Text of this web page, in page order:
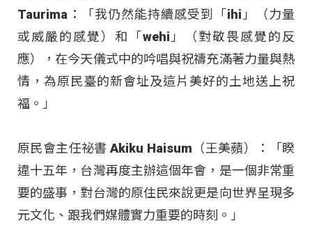
Taurima：「我仍然能持續感受到「ihi」（力量
或威嚴的感覺）和「wehi」（對敬畏感覺的反
應），在今天儀式中的吟唱與祝禱充滿著力量與熱
情，為原民臺的新會址及這片美好的土地送上祝
福。」
原民會主任祕書 Akiku Haisum（王美蘋）：「睽
違十五年，台灣再度主辦這個年會，是一個非常重
要的盛事，對台灣的原住民來說更是向世界呈現多
元文化、跟我們媒體實力重要的時刻。」